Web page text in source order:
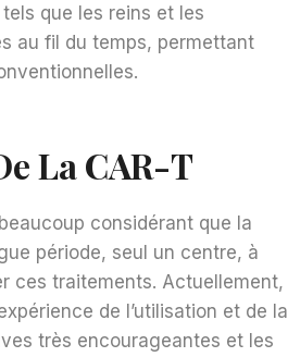
que les reins et les
au fil du temps, permettant
La CAR-T
considérant que la
période, seul un centre, à
ces traitements. Actuellement,
de l’utilisation et de la
très encourageantes et les